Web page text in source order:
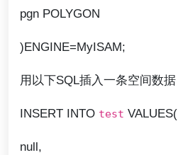
pgn POLYGON
)ENGINE=MyISAM;
用以下SQL插入一条空间数据
INSERT INTO test VALUES(
null,